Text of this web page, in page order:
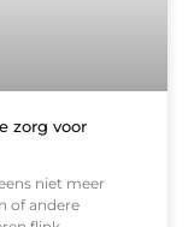
zorg voor
niet meer
of andere